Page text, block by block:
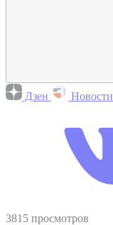
Дзен Новости
3815 просмотров